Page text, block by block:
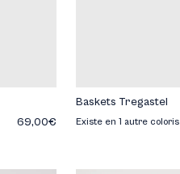
69,00€
Baskets Tregastel
Existe en 1 autre coloris